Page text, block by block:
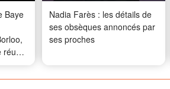
Baye
Nadia Farès : les détails de
ses obsèques annoncés par
ses proches